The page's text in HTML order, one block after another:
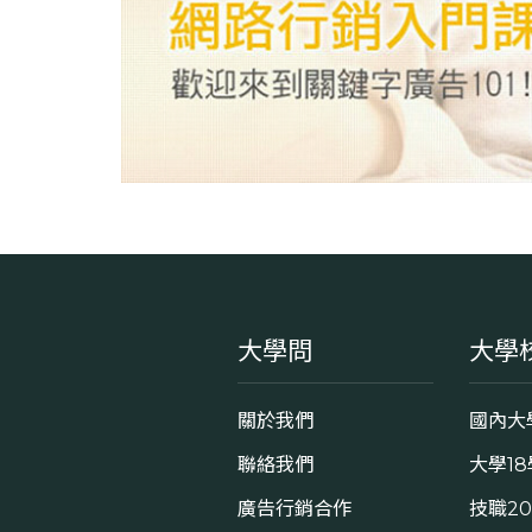
大學問
關於我們
聯絡我們
廣告行銷合作
大學
國內大
大學
技職